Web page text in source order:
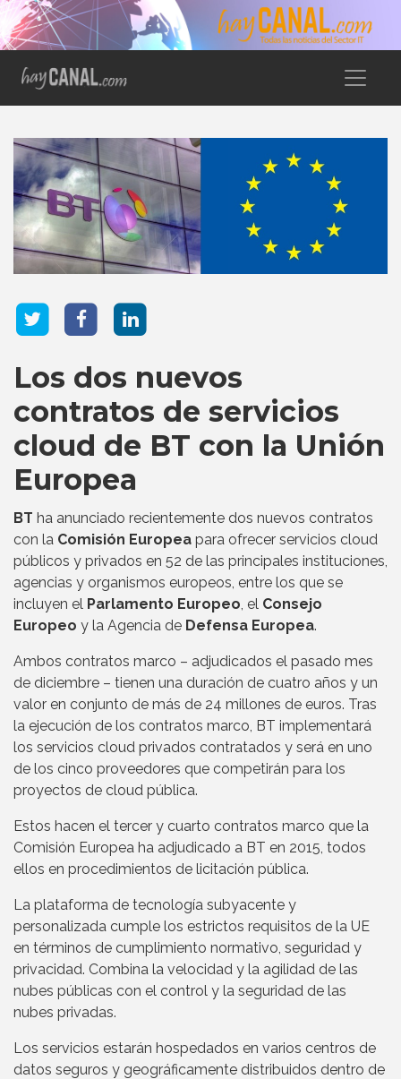
Los dos nuevos
contratos de servicios
cloud de BT con la Unión
Europea
BT ha anunciado recientemente dos nuevos contratos
con la Comisión Europea para ofrecer servicios cloud
públicos y privados en 52 de las principales instituciones,
agencias y organismos europeos, entre los que se
incluyen el Parlamento Europeo, el Consejo
Europeo y la Agencia de Defensa Europea.
Ambos contratos marco – adjudicados el pasado mes
de diciembre – tienen una duración de cuatro años y un
valor en conjunto de más de 24 millones de euros. Tras
la ejecución de los contratos marco, BT implementará
los servicios cloud privados contratados y será en uno
de los cinco proveedores que competirán para los
proyectos de cloud pública.
Estos hacen el tercer y cuarto contratos marco que la
Comisión Europea ha adjudicado a BT en 2015, todos
ellos en procedimientos de licitación pública.
La plataforma de tecnología subyacente y
personalizada cumple los estrictos requisitos de la UE
en términos de cumplimiento normativo, seguridad y
privacidad. Combina la velocidad y la agilidad de las
nubes públicas con el control y la seguridad de las
nubes privadas.
Los servicios estarán hospedados en varios centros de
datos seguros y geográficamente distribuidos dentro de